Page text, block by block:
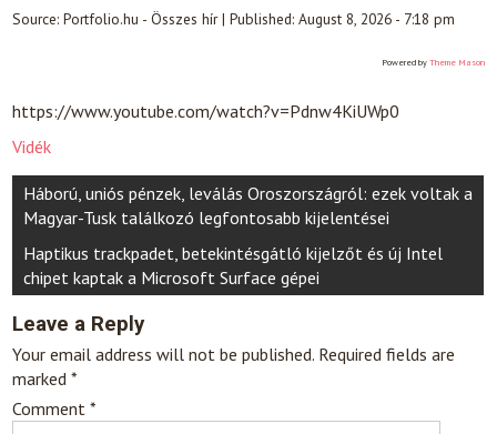
Source:Portfolio.hu - Összes hír|Published:August 8, 2026 - 7:18 pm
Powered by Theme Mason
https://www.youtube.com/watch?v=Pdnw4KiUWp0
Vidék
Post
navigation
Háború, uniós pénzek, leválás Oroszországról: ezek voltak a
Magyar-Tusk találkozó legfontosabb kijelentései
Haptikus trackpadet, betekintésgátló kijelzőt és új Intel
chipet kaptak a Microsoft Surface gépei
Leave a Reply
Your email address will not be published. Required fields are
marked*
Comment*